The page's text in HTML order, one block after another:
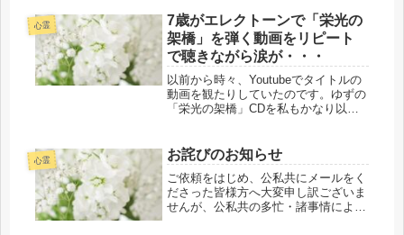
人たちは理解するでしょう。このこと
を伝えなさい。』※冥界の案内人でも
あ...
心霊
7歳がエレクトーンで「栄光の
架橋」を弾く動画をリピート
で聴きながら涙が・・・
以前から時々、Youtubeでタイトルの
動画を観たりしていたのです。ゆずの
「栄光の架橋」CDを私もかなり以前
が重なり、どれほど癒され励まされた
かわからないほどにです。目の前...
心霊 お詫びのお知らせ
ご依頼をはじめ、公私共にメールをく
ださった皆様方へ大変申し訳ございま
せんが、公私共の多忙・諸事情により